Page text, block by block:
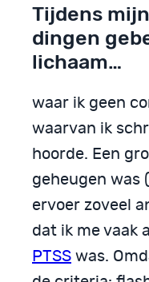
Tijdens
dingen
lichaam…
waar ik geen
waarvan ik
hoorde. Een
geheugen was
ervoer zoveel
dat ik me vaak
PTSS was.